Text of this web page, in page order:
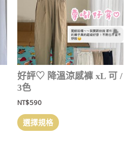
好評‎♡ 降溫涼感褲 xL 可 /
3色
NT$590
選擇規格